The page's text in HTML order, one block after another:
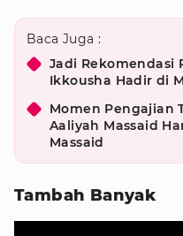
Baca Juga :
Jadi Rekomendasi
Ikkousha Hadir di
Momen Pengajian
Aaliyah Massaid
Massaid
Tambah Banyak